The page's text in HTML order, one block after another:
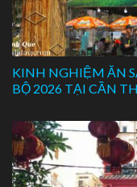
KINH NGHIỆM ĂN
BỘ 2026 TẠI CẦN